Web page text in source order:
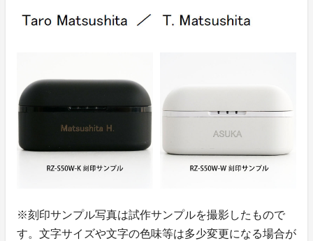
※刻印サンプル写真は試作サンプルを撮影したもので
す。文字サイズや文字の色味等は多少変更になる場合が